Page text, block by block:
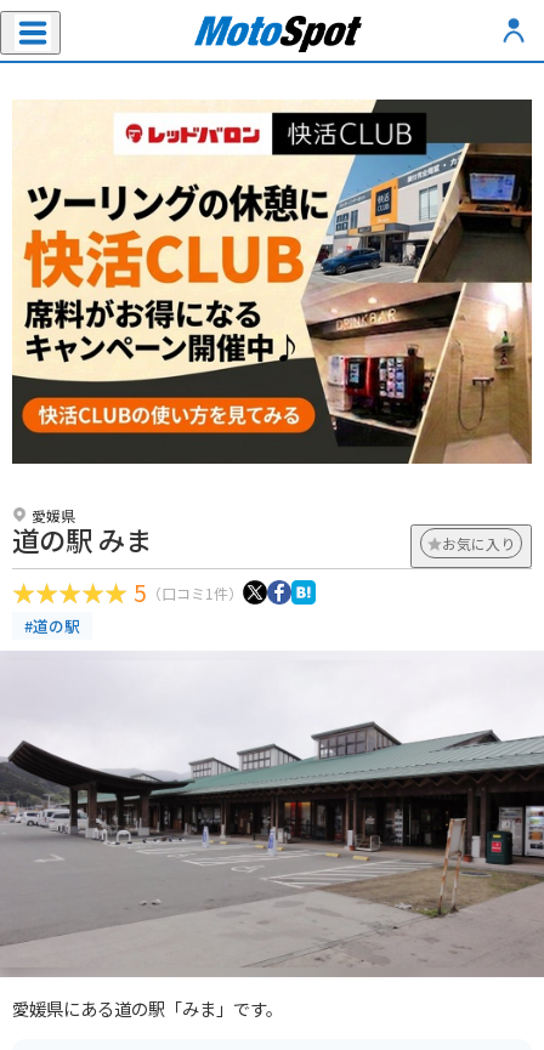
愛媛県
道の駅 みま お気に入り
5 （口コミ1件）
#道の駅
愛媛県にある道の駅「みま」です。